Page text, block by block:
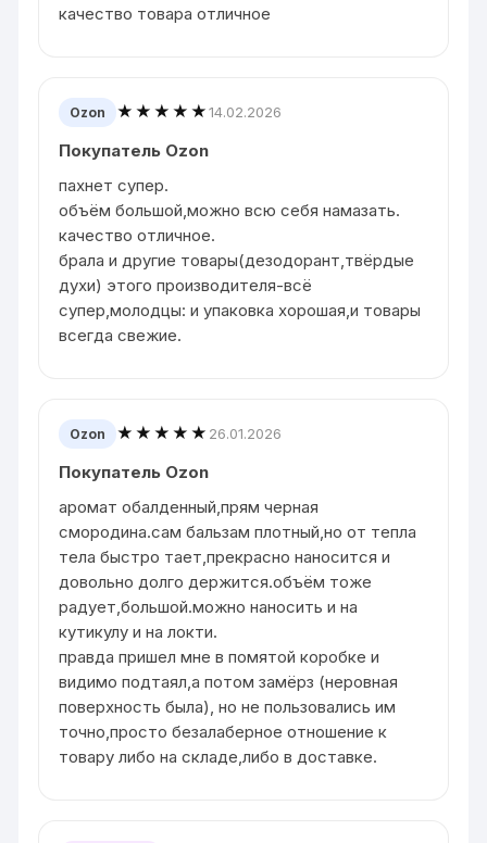
качество товара отличное
Ozon ★★★★★14.02.2026
Покупатель Ozon
пахнет супер.
объём большой,можно всю себя намазать.
качество отличное.
брала и другие товары(дезодорант,твёрдые
духи) этого производителя-всё
супер,молодцы: и упаковка хорошая,и товары
всегда свежие.
Ozon ★★★★★ 26.01.2026
Покупатель Ozon
аромат обалденный,прям черная
смородина.сам бальзам плотный,но от тепла
тела быстро тает,прекрасно наносится и
довольно долго держится.объём тоже
радует,большой.можно наносить и на
кутикулу и на локти.
правда пришел мне в помятой коробке и
видимо подтаял,а потом замёрз (неровная
поверхность была), но не пользовались им
точно,просто безалаберное отношение к
товару либо на складе,либо в доставке.